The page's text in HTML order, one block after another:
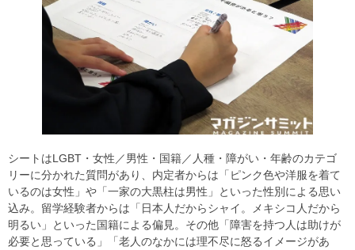
シートはLGBT・女性／男性・国籍／人種・障がい・年齢のカテゴ
リーに分かれた質問があり、内定者からは「ピンク色や洋服を着て
いるのは女性」や「一家の大黒柱は男性」といった性別による思い
込み。留学経験者からは「日本人だからシャイ。メキシコ人だから
明るい」といった国籍による偏見。その他「障害を持つ人は助けが
必要と思っている」「老人のなかには理不尽に怒るイメージがあ